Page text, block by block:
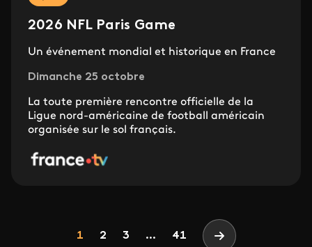
2026 NFL Paris Game
Un événement mondial et historique en France
Dimanche 25 octobre
La toute première rencontre officielle de la
Ligue nord-américaine de football américain
organisée sur le sol français.
Page
1 Page
2 Page
3 ... 41 Page suivante